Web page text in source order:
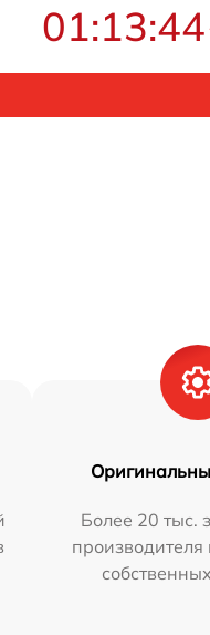
01:13:43
Более 20 тыс.